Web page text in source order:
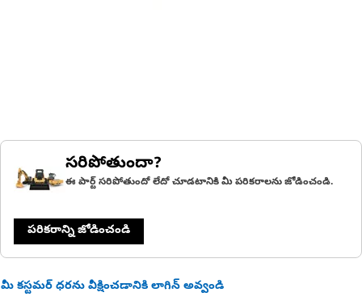
సరిపోతుందా?
ఈ పార్ట్ సరిపోతుందో లేదో చూడటానికి మీ పరికరాలను జోడించండి.
పరికరాన్ని జోడించండి
మీ కస్టమర్ ధరను వీక్షించడానికి లాగిన్ అవ్వండి